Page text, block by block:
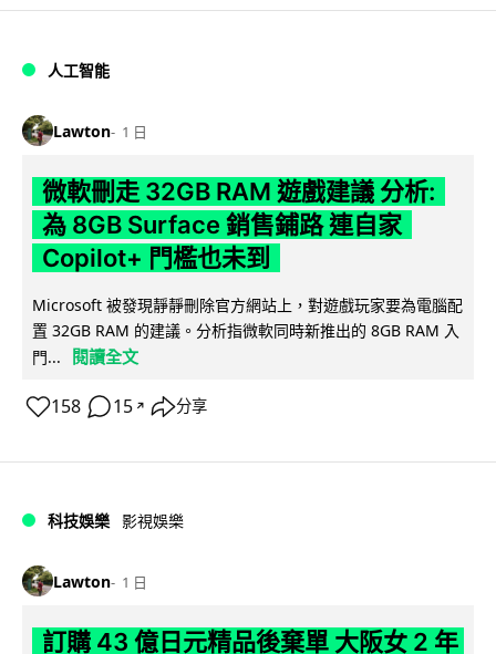
人工智能
Lawton 1 日
微軟刪走 32GB RAM 遊戲建議 分析:
為 8GB Surface 銷售鋪路 連自家
Copilot+ 門檻也未到
Microsoft 被發現靜靜刪除官方網站上，對遊戲玩家要為電腦配
置 32GB RAM 的建議。分析指微軟同時新推出的 8GB RAM 入
門...
閱讀全文
158 15 ↗ 分享
科技娛樂 影視娛樂
Lawton 1 日
訂購 43 億日元精品後棄單 大阪女 2 年